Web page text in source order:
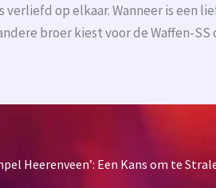
verliefd op elkaar. Wanneer is een
broer kiest voor de Waffen-
Heerenveen’: Een Kans om te